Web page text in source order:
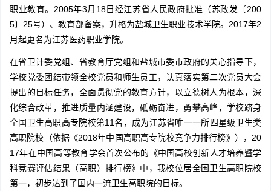
职业教育。2005年3月18日经江苏省人民政府批准（苏政发〔200
5〕25号）、教育部备案，升格为盐城卫生职业技术学院。2017年2
月起更名为江苏医药职业学院。
在省卫计委党组、省教育厅党组和盐城市委市政府的关心指导下，
学校党委团结带领全校党员和师生员工，认真落实第二次党员大会
提出的目标任务，全面贯彻党的教育方针，以立德树人为根本，深
化综合改革，推进质量内涵建设，砥砺奋进，勇攀高峰，学校跻身
全国卫生高职高专院校第11名，成为江苏省唯一一所四星级卫生类
高职院校（依据《2018年中国高职高专院校竞争力排行榜》），20
17年在中国高等教育学会首次公布的《中国高校创新人才培养暨学
科竞赛评估结果（高职）排行榜》中，我校位居全国卫生高职院校
第一，初步达到了国内一流卫生高职院的目标。